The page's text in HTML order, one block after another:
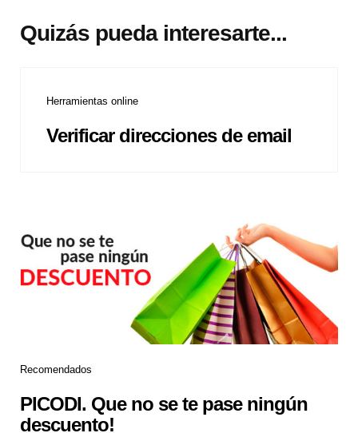
Quizás pueda interesarte...
Herramientas online
Verificar direcciones de email
Recomendados
PICODI. Que no se te pase ningún
descuento!